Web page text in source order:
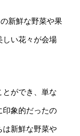
新鮮な野菜や果
しい花々が会場
ができ、単な
印象的だったの
は新鮮な野菜や